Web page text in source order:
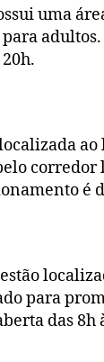
uma
adultos.
ao
é
para
das 8h